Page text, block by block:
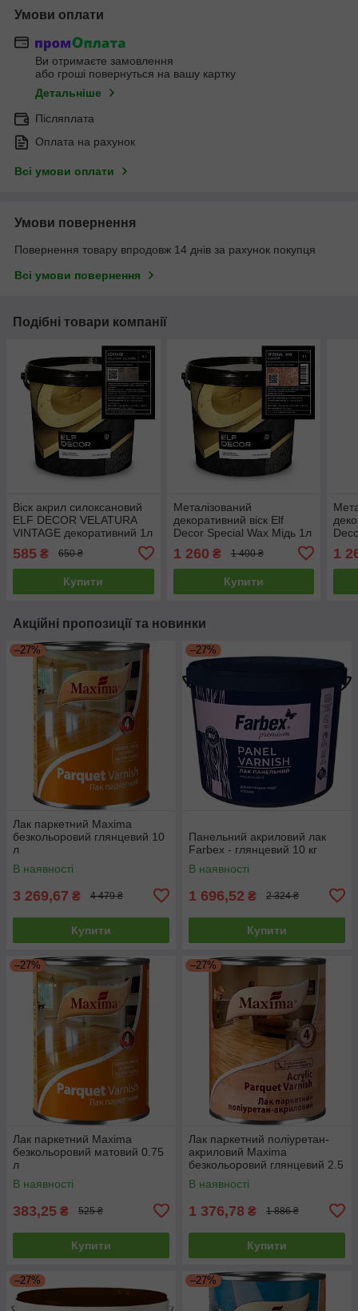
Умови оплати
Ви отримаєте замовлення
або гроші повернуться на вашу картку
Детальніше
Післяплата
Оплата на рахунок
Всі умови оплати
Умови повернення
Повернення товару впродовж 14 днів за рахунок покупця
Всі умови повернення
Подібні товари компанії
Віск акрил силоксановий
ELF DECOR VELATURA
VINTAGE декоративний 1л
585 ₴ 650 ₴
Купити
Металізований
декоративний віск Elf
Decor Special Wax Мідь 1л
1 260 ₴ 1 400 ₴
Купити
1
Акційні пропозиції та новинки
–27%
Лак паркетний Maxima
безкольоровий глянцевий 10
л
В наявності
3 269,67 ₴ 4 479 ₴
Купити
–27%
Панельний акриловий лак
Farbex - глянцевий 10 кг
В наявності
1 696,52 ₴ 2 324 ₴
Купити
–27%
Лак паркетний Maxima
безкольоровий матовий 0.75
л
В наявності
383,25 ₴ 525 ₴
Купити
–27%
Лак паркетний поліуретан-
акриловий Maxima
безкольоровий глянцевий 2.5
л
В наявності
1 376,78 ₴ 1 886 ₴
Купити
–27% –27%